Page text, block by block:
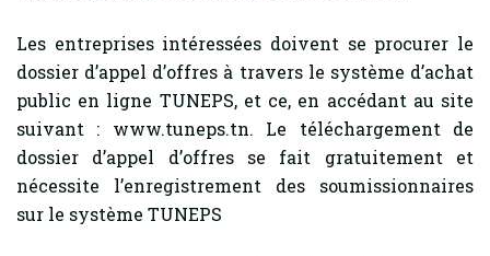
Les entreprises intéressées doivent se procurer le
dossier d’appel d’offres à travers le système d’achat
public en ligne TUNEPS, et ce, en accédant au site
suivant : www.tuneps.tn. Le téléchargement de
dossier d’appel d’offres se fait gratuitement et
nécessite l’enregistrement des soumissionnaires
sur le système TUNEPS